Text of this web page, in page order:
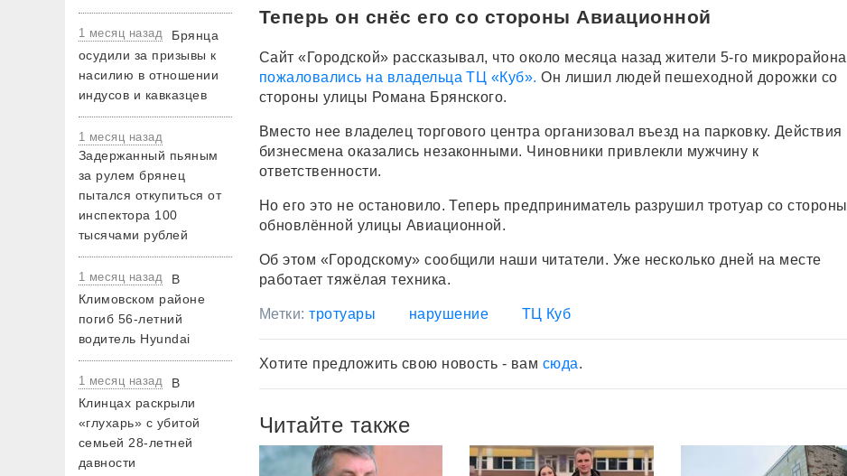
1 месяц назад
Брянца
осудили за призывы к
насилию в отношении
индусов и кавказцев
1 месяц назад
Задержанный пьяным
за рулем брянец
пытался откупиться от
инспектора 100
тысячами рублей
1 месяц назад
В
Климовском районе
погиб 56-летний
водитель Hyundai
1 месяц назад
В
Клинцах раскрыли
«глухарь» с убитой
семьей 28-летней
давности
Теперь он снёс его со стороны Авиационной
Сайт «Городской» рассказывал, что около месяца назад жители 5-го микрорайона
пожаловались на владельца ТЦ «Куб». Он лишил людей пешеходной дорожки со
стороны улицы Романа Брянского.
Вместо нее владелец торгового центра организовал въезд на парковку. Действия
бизнесмена оказались незаконными. Чиновники привлекли мужчину к
ответственности.
Но его это не остановило. Теперь предприниматель разрушил тротуар со стороны
обновлённой улицы Авиационной.
Об этом «Городскому» сообщили наши читатели. Уже несколько дней на месте
работает тяжёлая техника.
Метки:тротуары нарушение ТЦ Куб
Хотите предложить свою новость - вам сюда.
Читайте также